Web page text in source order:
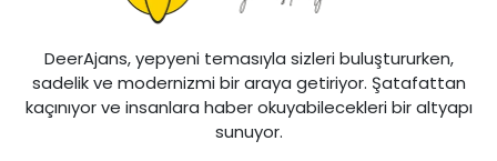
DeerAjans, yepyeni temasıyla sizleri buluştururken,
sadelik ve modernizmi bir araya getiriyor. Şatafattan
kaçınıyor ve insanlara haber okuyabilecekleri bir altyapı
sunuyor.